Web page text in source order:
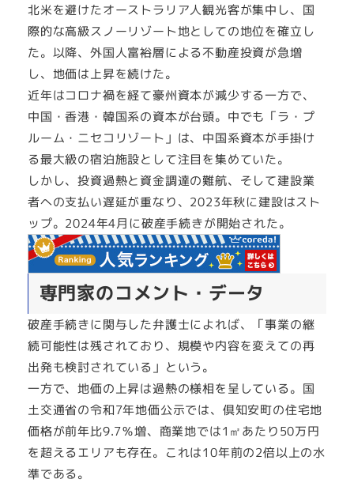
北米を避けたオーストラリア人観光客が集中し、国
際的な高級スノーリゾート地としての地位を確立し
た。以降、外国人富裕層による不動産投資が急増
し、地価は上昇を続けた。
近年はコロナ禍を経て豪州資本が減少する一方で、
中国・香港・韓国系の資本が台頭。中でも「ラ・プ
ルーム・ニセコリゾート」は、中国系資本が手掛け
る最大級の宿泊施設として注目を集めていた。
しかし、投資過熱と資金調達の難航、そして建設業
者への支払い遅延が重なり、2023年秋に建設はスト
ップ。2024年4月に破産手続きが開始された。
専門家のコメント・データ
破産手続きに関与した弁護士によれば、「事業の継
続可能性は残されており、規模や内容を変えての再
出発も検討されている」という。
一方で、地価の上昇は過熱の様相を呈している。国
土交通省の令和7年地価公示では、倶知安町の住宅地
価格が前年比9.7％増、商業地では1㎡あたり50万円
を超えるエリアも存在。これは10年前の2倍以上の水
準である。